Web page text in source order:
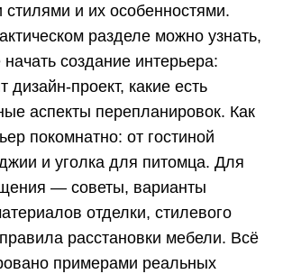
и их особенностями.
разделе можно узнать,
создание интерьера:
дизайн-проект, какие есть
аспекты перепланировок. Как
покомнатно: от гостиной
и уголка для питомца. Для
— советы, варианты
отделки, стилевого
расстановки мебели. Всё
примерами реальных